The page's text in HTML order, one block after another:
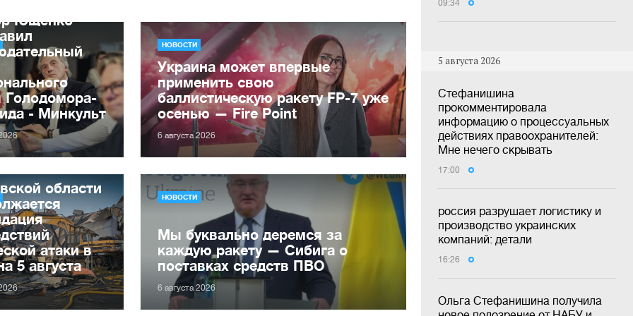
09:34
5 августа 2026
Стефанишина
прокомментировала
информацию о процессуальных
действиях правоохранителей:
Мне нечего скрывать
17:00
россия разрушает логистику и
производство украинских
компаний: детали
16:26
Ольга Стефанишина получила
Ющенко
Голодомора-
- Минкульт
НОВОСТИ
Украина может впервые
применить свою
баллистическую ракету FP-7 уже
осенью — Fire Point
6 августа 2026
области
атаки в
5 августа
НОВОСТИ
Мы буквально деремся за
каждую ракету — Сибига о
поставках средств ПВО
6 августа 2026